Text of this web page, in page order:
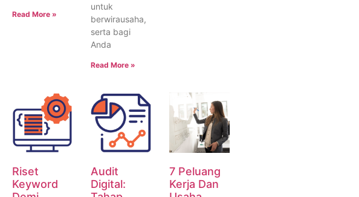
Read More »
untuk
berwirausaha,
serta bagi
Anda
Read More »
Riset
Keyword
Audit
Digital:
7 Peluang
Kerja Dan